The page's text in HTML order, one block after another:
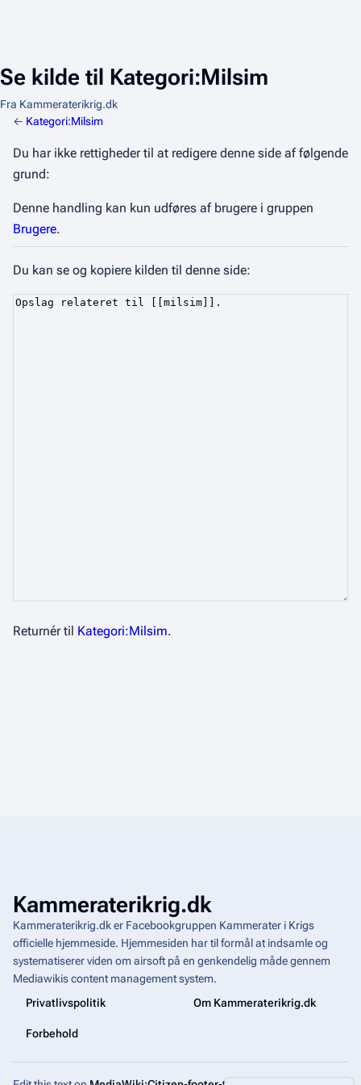
Se kilde til Kategori:Milsim
Fra Kammeraterikrig.dk
← Kategori:Milsim
Du har ikke rettigheder til at redigere denne side af følgende
grund:
Denne handling kan kun udføres af brugere i gruppen
Brugere.
Du kan se og kopiere kilden til denne side:
Returnér til Kategori:Milsim.
Kammeraterikrig.dk
Kammeraterikrig.dk er Facebookgruppen Kammerater i Krigs
officielle hjemmeside. Hjemmesiden har til formål at indsamle og
systematiserer viden om airsoft på en genkendelig måde gennem
Mediawikiscontent management system.
Privatlivspolitik
Om Kammeraterikrig.dk
Forbehold